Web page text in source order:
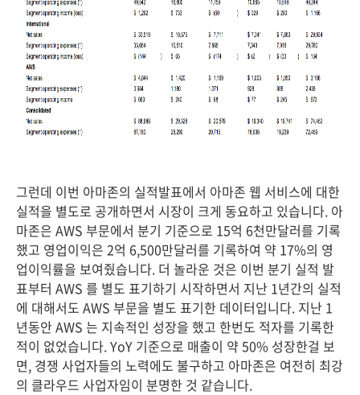
그런데 이번 아마존의 실적발표에서 아마존 웹 서비스에 대한
실적을 별도로 공개하면서 시장이 크게 동요하고 있습니다. 아
마존은 AWS 부문에서 분기 기준으로 15억 6천만달러를 기록
했고 영업이익은 2억 6,500만달러를 기록하여 약 17%의 영
업이익률을 보여줬습니다. 더 놀라운 것은 이번 분기 실적 발
표부터 AWS 를 별도 표기하기 시작하면서 지난 1년간의 실적
에 대해서도 AWS 부문을 별도 표기한 데이터입니다. 지난 1
년동안 AWS 는 지속적인 성장을 했고 한번도 적자를 기록한
적이 없었습니다. YoY 기준으로 매출이 약 50% 성장한걸 보
면, 경쟁 사업자들의 노력에도 불구하고 아마존은 여전히 최강
의 클라우드 사업자임이 분명한 것 같습니다.